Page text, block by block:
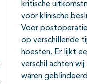
Subpagina's open- en
Subpagina's open- en
kritische
voor klinische
Voor
op verschillende
hoesten. Er lijkt
verschil achten
waren